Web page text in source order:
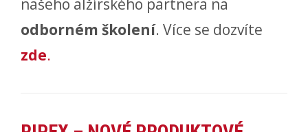
odborném školení. Více se dozvíte
zde.